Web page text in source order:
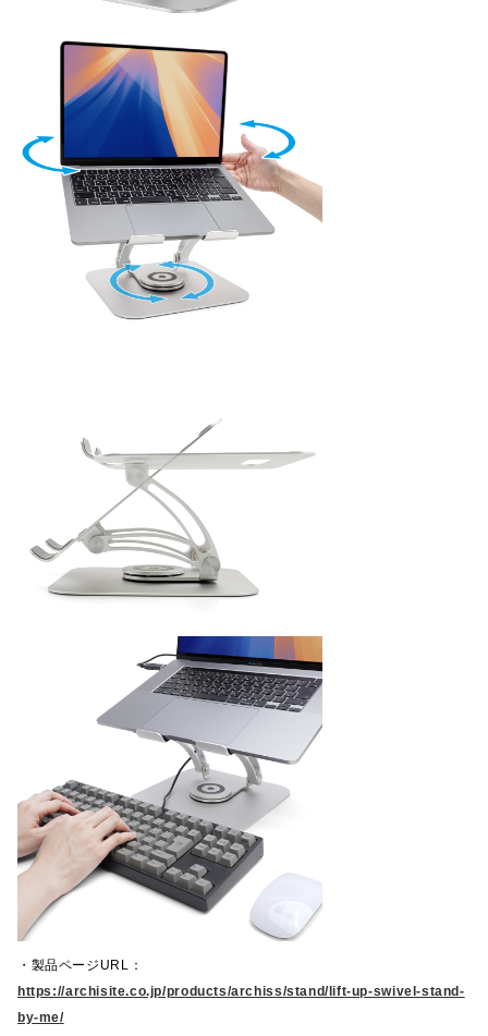
・製品ページ URL
：
https://archisite.co.jp/products/archiss/stand/lift-up-swivel-stand-
by-me/